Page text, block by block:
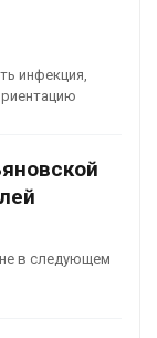
инфекция,
в следующем